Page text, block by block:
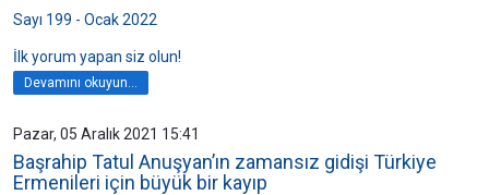
Sayı 199 - Ocak 2022
İlk yorum yapan siz olun!
Devamını okuyun...
Pazar, 05 Aralık 2021 15:41
Başrahip Tatul Anuşyan’ın zamansız gidişi Türkiye
Ermenileri için büyük bir kayıp